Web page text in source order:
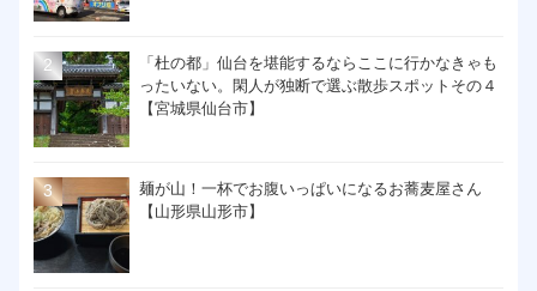
「杜の都」仙台を堪能するならここに行かなきゃも
ったいない。閑人が独断で選ぶ散歩スポットその４
【宮城県仙台市】
麺が山！一杯でお腹いっぱいになるお蕎麦屋さん
【山形県山形市】